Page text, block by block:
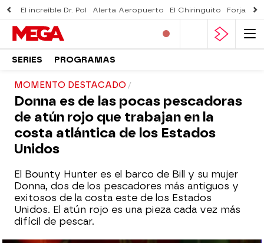
El increíble Dr. Pol Alerta Aeropuerto El Chiringuito Forjado
SERIES PROGRAMAS
MOMENTO DESTACADO
Donna es de las pocas pescadoras
de atún rojo que trabajan en la
costa atlántica de los Estados
Unidos
El Bounty Hunter es el barco de Bill y su mujer
Donna, dos de los pescadores más antiguos y
exitosos de la costa este de los Estados
Unidos. El atún rojo es una pieza cada vez más
difícil de pescar.